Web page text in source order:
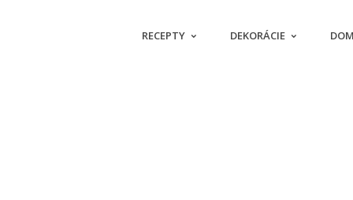
RECEPTY DEKORÁCIE